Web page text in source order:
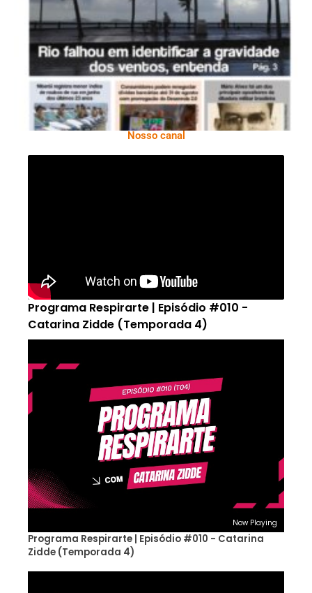
Ano X – Número 366 01 A 07 De Agosto De
2026
Nosso canal
Programa Respirarte | Episódio #010 -
Catarina Zidde (Temporada 4)
Now Playing
Programa Respirarte | Episódio #010 - Catarina
Zidde (Temporada 4)